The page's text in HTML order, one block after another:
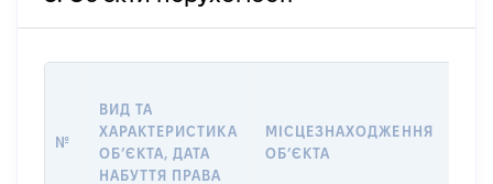
№
ВИД ТА
ХАРАКТЕРИСТИКА
ОБʼЄКТА, ДАТА
НАБУТТЯ ПРАВА
МІСЦЕЗНАХОДЖЕННЯ
ОБʼЄКТА